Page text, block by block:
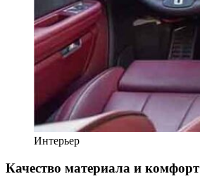
Интерьер
Качество материала и комфорт